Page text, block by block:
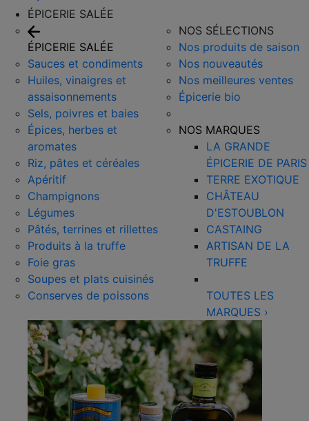
ÉPICERIE SALÉE
ÉPICERIE SALÉE
Sauces et condiments
Huiles, vinaigres et
assaisonnements
Sels, poivres et baies
Épices, herbes et
aromates
Riz, pâtes et céréales
Apéritif
Champignons
Légumes
Pâtés, terrines et rillettes
Produits à la truffe
Foie gras
Soupes et plats cuisinés
Conserves de poissons
NOS SÉLECTIONS
Nos produits de saison
Nos nouveautés
Nos meilleures ventes
Épicerie bio
NOS MARQUES
LA GRANDE
ÉPICERIE DE PARIS
TERRE EXOTIQUE
CHÂTEAU
D'ESTOUBLON
CASTAING
ARTISAN DE LA
TRUFFE
TOUTES LES
MARQUES ›